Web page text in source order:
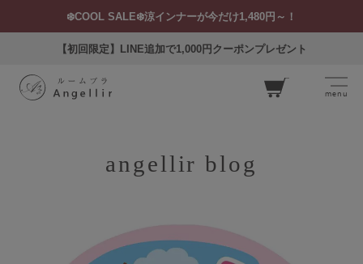
❄️COOL SALE❄️涼インナーが今だけ1,480円～！
【初回限定】LINE追加で1,000円クーポンプレゼント
menu
angellir blog